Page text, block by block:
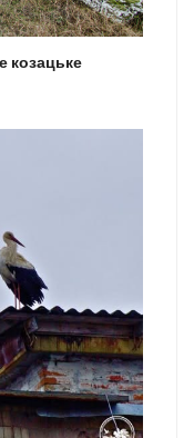
козацьке